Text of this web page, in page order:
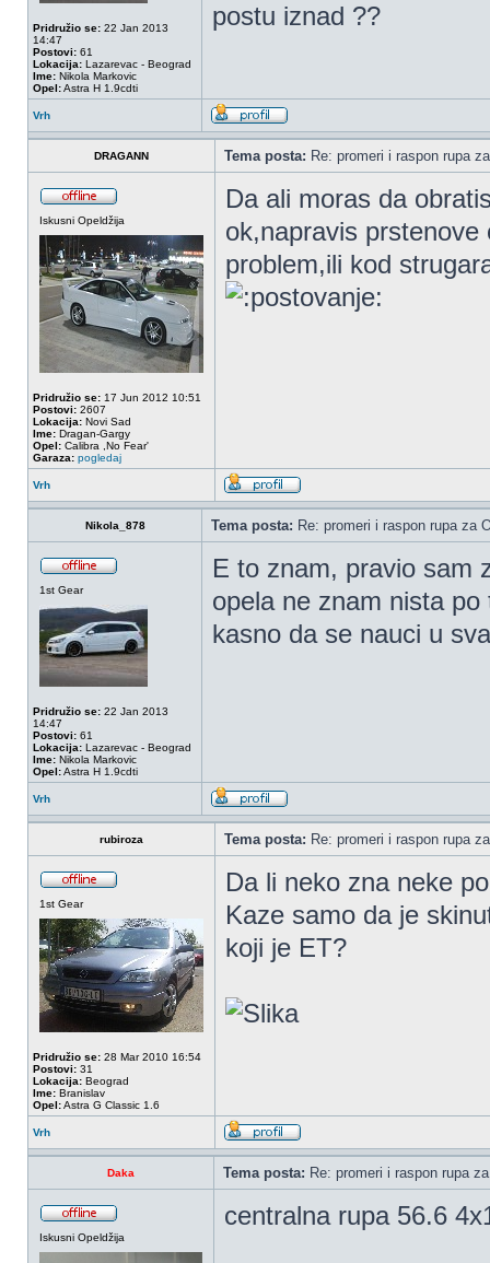
Pridružio se: 22 Jan 2013
14:47
Postovi: 61
Lokacija: Lazarevac - Beograd
Ime: Nikola Markovic
Opel:Astra H 1.9cdti
postu iznad ??
Vrh
DRAGANN Tema posta: Re: promeri i raspon rupa
Iskusni Opeldžija
Pridružio se: 17 Jun 2012 10:51
Postovi: 2607
Lokacija: Novi Sad
Ime: Dragan-Gargy
Opel: Calibra ,No Fear'
Garaza: pogledaj
Da ali moras da
ok,napravis
problem,ili kod
Vrh
Nikola_878 Tema posta: Re: promeri i raspon rupa za
1st Gear
Pridružio se: 22 Jan 2013
14:47
Postovi: 61
Lokacija: Lazarevac - Beograd
Ime: Nikola Markovic
Opel:Astra H 1.9cdti
E to znam, pravio sam
opela ne znam nista
kasno da se nauci u
Vrh
rubiroza Tema posta: Re: promeri i raspon rupa
1st Gear
Pridružio se: 28 Mar 2010 16:54
Postovi: 31
Lokacija: Beograd
Ime: Branislav
Opel:Astra G Classic 1.6
Da li neko zna neke
Kaze samo da je
koji je ET?
Vrh
Daka Tema posta: Re: promeri i raspon rupa
Iskusni Opeldžija
centralna rupa 56.6